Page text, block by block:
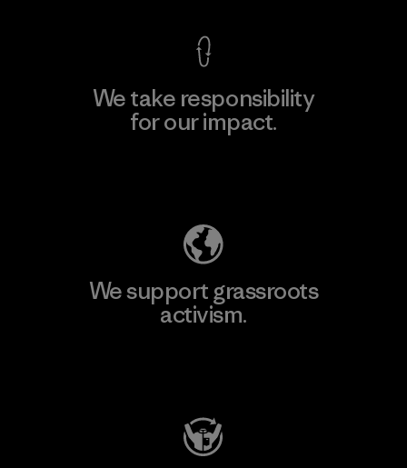
We take responsibility
for our impact.
We support grassroots
activism.